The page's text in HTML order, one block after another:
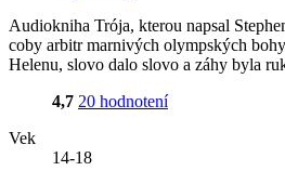
Audiokniha Trója, kterou napsal
coby arbitr marnivých olympských
Helenu, slovo dalo slovo a záhy byla
4,7 20 hodnotení
Vek
14-18